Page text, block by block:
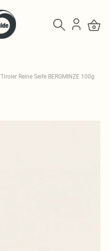
Tiroler Reine Seife BERGMINZE 100g